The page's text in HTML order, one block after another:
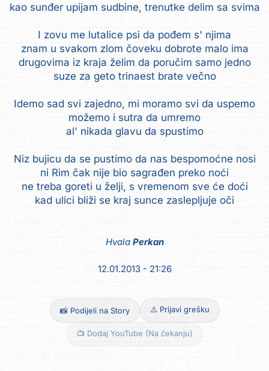
kao sunđer upijam sudbine, trenutke delim sa svima
I zovu me lutalice psi da pođem s' njima
znam u svakom zlom čoveku dobrote malo ima
drugovima iz kraja želim da poručim samo jedno
suze za geto trinaest brate večno
Idemo sad svi zajedno, mi moramo svi da uspemo
možemo i sutra da umremo
al' nikada glavu da spustimo
Niz bujicu da se pustimo da nas bespomoćne nosi
ni Rim čak nije bio sagrađen preko noći
ne treba goreti u želji, s vremenom sve će doći
kad ulici bliži se kraj sunce zaslepljuje oči
Hvala Perkan
12.01.2013 - 21:26
📸 Podijeli na Story ⚠️ Prijavi grešku
📺 Dodaj YouTube (Na čekanju)